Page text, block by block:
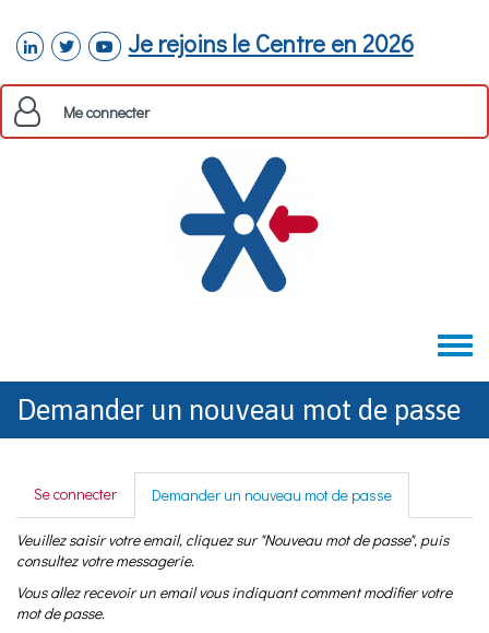
linkedintwitteryoutube
Je rejoins le Centre en 2026
Me connecter
Toggle
Demander un nouveau mot de passe
Onglets principaux
Se connecter Demander un nouveau mot de passe
actif)
Veuillez saisir votre email, cliquez sur "Nouveau mot de passe", puis
consultez votre messagerie.
Vous allez recevoir un email vous indiquant comment modifier votre
mot de passe.